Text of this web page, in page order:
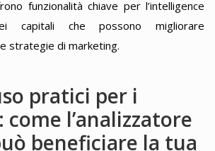
funzionalità chiave per l’intelligence
capitali che possono migliorare
strategie di marketing.
pratici per i
l’analizzatore
beneficiare la tua